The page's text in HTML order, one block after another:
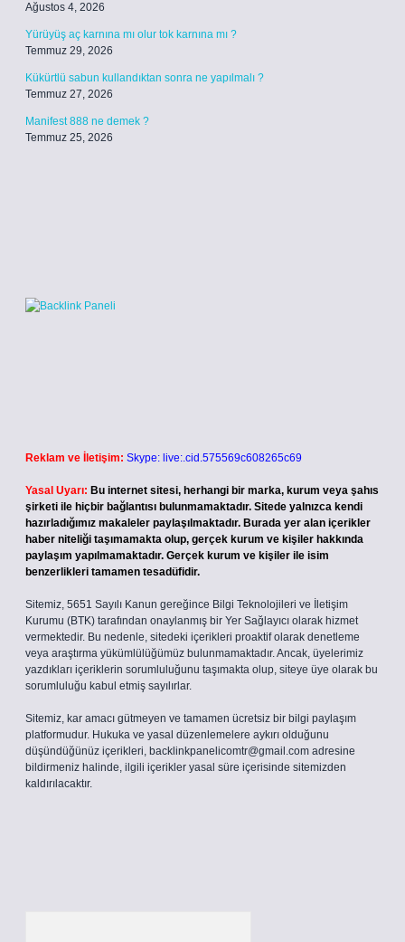
Ağustos 4, 2026
Yürüyüş aç karnına mı olur tok karnına mı ?
Temmuz 29, 2026
Kükürtlü sabun kullandıktan sonra ne yapılmalı ?
Temmuz 27, 2026
Manifest 888 ne demek ?
Temmuz 25, 2026
Reklam ve İletişim: Skype: live:.cid.575569c608265c69
Yasal Uyarı: Bu internet sitesi, herhangi bir marka, kurum veya şahıs
şirketi ile hiçbir bağlantısı bulunmamaktadır. Sitede yalnızca kendi
hazırladığımız makaleler paylaşılmaktadır. Burada yer alan içerikler
haber niteliği taşımamakta olup, gerçek kurum ve kişiler hakkında
paylaşım yapılmamaktadır. Gerçek kurum ve kişiler ile isim
benzerlikleri tamamen tesadüfidir.
Sitemiz, 5651 Sayılı Kanun gereğince Bilgi Teknolojileri ve İletişim
Kurumu (BTK) tarafından onaylanmış bir Yer Sağlayıcı olarak hizmet
vermektedir. Bu nedenle, sitedeki içerikleri proaktif olarak denetleme
veya araştırma yükümlülüğümüz bulunmamaktadır. Ancak, üyelerimiz
yazdıkları içeriklerin sorumluluğunu taşımakta olup, siteye üye olarak bu
sorumluluğu kabul etmiş sayılırlar.
Sitemiz, kar amacı gütmeyen ve tamamen ücretsiz bir bilgi paylaşım
platformudur. Hukuka ve yasal düzenlemelere aykırı olduğunu
düşündüğünüz içerikleri, backlinkpanelicomtr@gmail.com adresine
bildirmeniz halinde, ilgili içerikler yasal süre içerisinde sitemizden
kaldırılacaktır.